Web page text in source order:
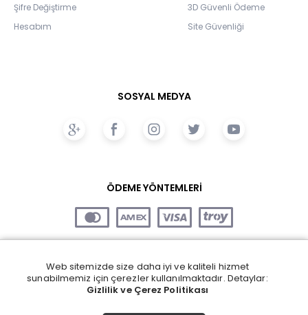
Şifre Değiştirme
Hesabım
3D Güvenli Ödeme
Site Güvenliği
SOSYAL MEDYA
ÖDEME YÖNTEMLERİ
Web sitemizde size daha iyi ve kaliteli hizmet
sunabilmemiz için çerezler kullanılmaktadır. Detaylar:
Gizlilik ve Çerez Politikası